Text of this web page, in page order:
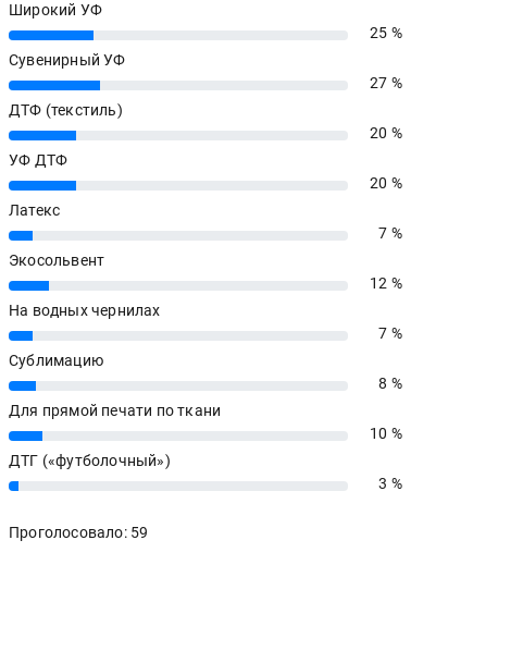
Широкий УФ
25%
25 %
Сувенирный УФ
27%
27 %
ДТФ (текстиль)
20%
20 %
УФ ДТФ
20%
20 %
Латекс
7%
7 %
Экосольвент
12%
12 %
На водных чернилах
7%
7 %
Сублимацию
8%
8 %
Для прямой печати по ткани
10%
10 %
ДТГ («футболочный»)
3% 3 %
Проголосовало: 59